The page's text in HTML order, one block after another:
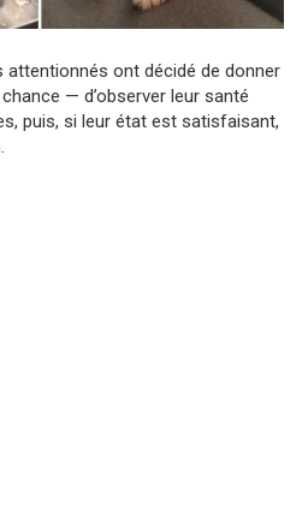
attentionnés ont décidé de donner
— d’observer leur santé
puis, si leur état est satisfaisant,